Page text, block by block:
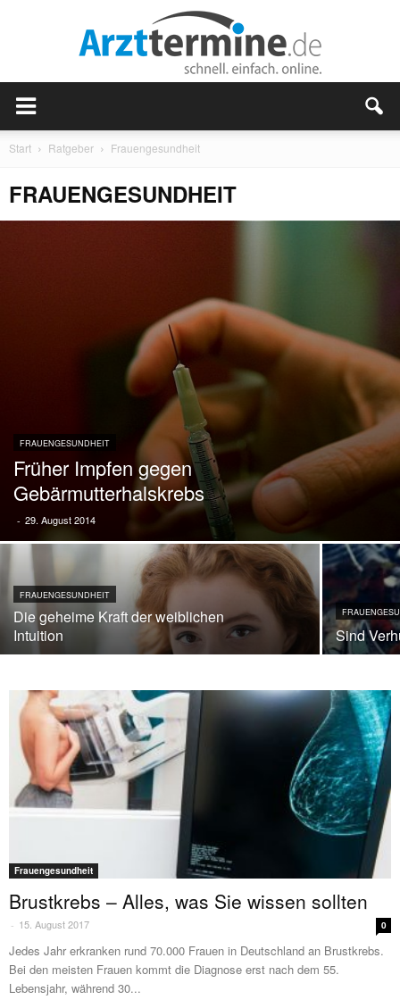
Start Ratgeber Frauengesundheit
FRAUENGESUNDHEIT
FRAUENGESUNDHEIT
Früher Impfen gegen
Gebärmutterhalskrebs
- 29. August 2014
FRAUENGESUNDHEIT
Die geheime Kraft der weiblichen
Intuition
Sind
Frauengesundheit
Brustkrebs – Alles, was Sie wissen sollten
- 15. August 2017 0
Jedes Jahr erkranken rund 70.000 Frauen in Deutschland an Brustkrebs.
Bei den meisten Frauen kommt die Diagnose erst nach dem 55.
Lebensjahr, während 30...